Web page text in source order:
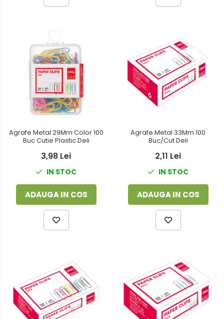
Prosoape din hartie
Sapunuri si dezinfectanti
Uz universal
Agrafe Metal 29Mm Color 100
Buc Cutie Plastic Deli
3,98 Lei
IN STOC
ADAUGA IN COS
Agrafe Metal 33Mm 100
Buc/Cut Deli
2,11 Lei
IN STOC
ADAUGA IN COS